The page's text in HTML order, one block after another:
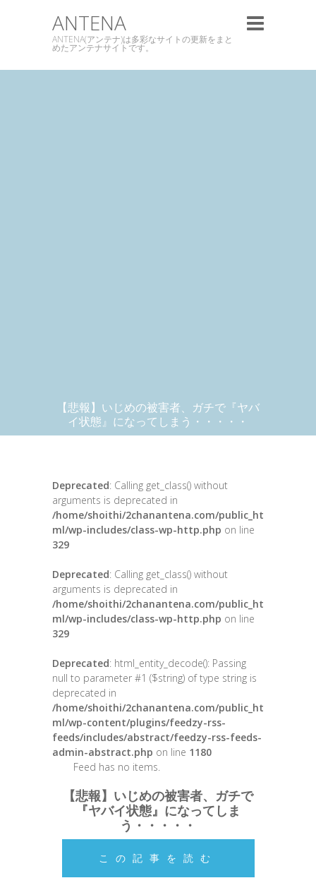
ANTENA
ANTENA(アンテナ)は多彩なサイトの更新をまと
めたアンテナサイトです。
【悲報】いじめの被害者、ガチで『ヤバ
イ状態』になってしまう・・・・・
Deprecated: Calling get_class() without
arguments is deprecated in
/home/shoithi/2chanantena.com/public_ht
ml/wp-includes/class-wp-http.php on line
329
Deprecated: Calling get_class() without
arguments is deprecated in
/home/shoithi/2chanantena.com/public_ht
ml/wp-includes/class-wp-http.php on line
329
Deprecated: html_entity_decode(): Passing
null to parameter #1 ($string) of type string is
deprecated in
/home/shoithi/2chanantena.com/public_ht
ml/wp-content/plugins/feedzy-rss-
feeds/includes/abstract/feedzy-rss-feeds-
admin-abstract.php on line 1180
Feed has no items.
【悲報】いじめの被害者、ガチで
『ヤバイ状態』になってしま
う・・・・・
この記事を読む